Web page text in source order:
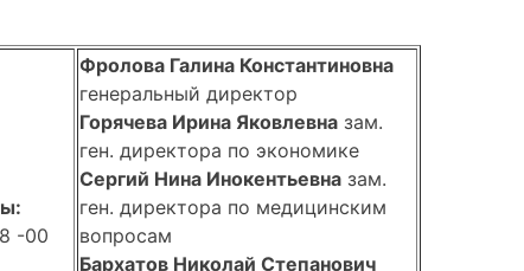
-00
Фролова Галина Константиновна
генеральный директор
Горячева Ирина Яковлевна зам.
ген. директора по экономике
Сергий Нина Инокентьевна зам.
ген. директора по медицинским
вопросам
Бархатов Николай Степанович